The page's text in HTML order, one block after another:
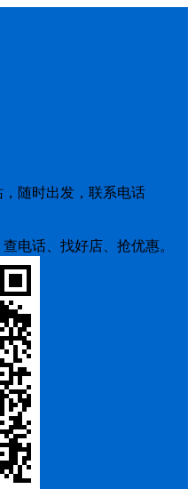
随时出发，联系电话
电话、找好店、抢优惠。